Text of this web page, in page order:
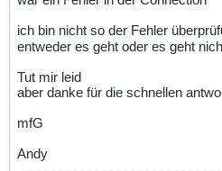
ich bin nicht so der Fehler
entweder es geht oder es geht
Tut mir leid
aber danke für die schnellen
mfG
Andy